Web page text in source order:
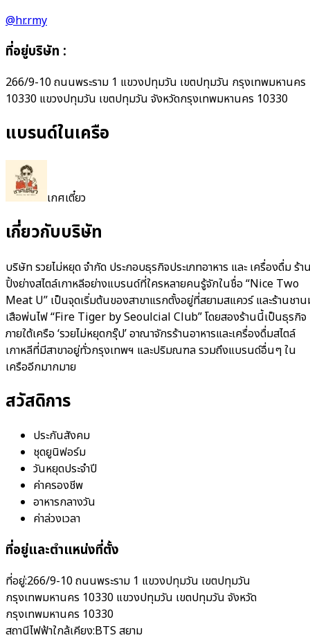
@hr.rmy
ที่อยู่บริษัท :
266/9-10 ถนนพระราม 1 แขวงปทุมวัน เขตปทุมวัน กรุงเทพมหานคร
10330 แขวงปทุมวัน เขตปทุมวัน จังหวัดกรุงเทพมหานคร 10330
แบรนด์ในเครือ
เกศเตี๋ยว
เกี่ยวกับบริษัท
บริษัท รวยไม่หยุด จำกัด ประกอบธุรกิจประเภทอาหาร และ เครื่องดื่ม ร้า
ปิ้งย่างสไตล์เกาหลีอย่างแบรนด์ที่ใครหลายคนรู้จักในชื่อ “Nice Two
Meat U” เป็นจุดเริ่มต้นของสาขาแรกตั้งอยู่ที่สยามสแควร์ ​และร้านชา
เสือพ่นไฟ “Fire Tiger by Seoulcial Club” โดยสองร้านนี้เป็นธุรกิจ
ภายใต้เครือ ‘รวยไม่หยุดกรุ๊ป’ อาณาจักรร้านอาหารและเครื่องดื่มสไตล์
เกาหลีที่มีสาขาอยู่ทั่วกรุงเทพฯ และปริมณฑล รวมถึงแบรนด์อื่นๆ ใน
เครืออีกมากมาย
สวัสดิการ
ประกันสังคม
ชุดยูนิฟอร์ม
วันหยุดประจำปี
ค่าครองชีพ
อาหารกลางวัน
ค่าล่วงเวลา
ที่อยู่และตำแหน่งที่ตั้ง
ที่อยู่:266/9-10 ถนนพระราม 1 แขวงปทุมวัน เขตปทุมวัน
กรุงเทพมหานคร 10330 แขวงปทุมวัน เขตปทุมวัน จังหวัด
กรุงเทพมหานคร 10330
สถานีไฟฟ้าใกล้เคียง:BTS สยาม